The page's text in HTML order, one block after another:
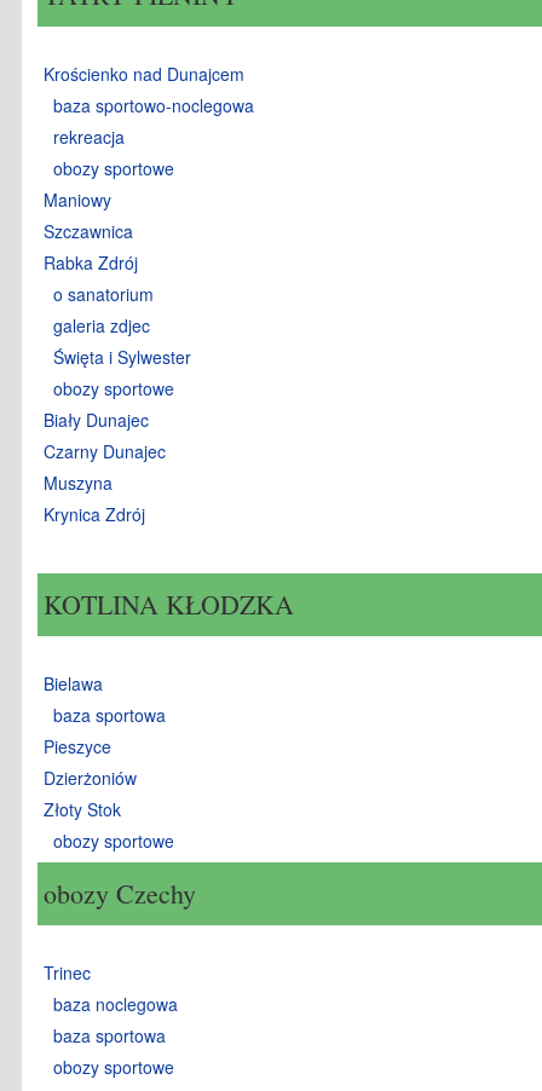
Krościenko nad Dunajcem
baza sportowo-noclegowa
rekreacja
obozy sportowe
Maniowy
Szczawnica
Rabka Zdrój
o sanatorium
galeria zdjec
Święta i Sylwester
obozy sportowe
Biały Dunajec
Czarny Dunajec
Muszyna
Krynica Zdrój
KOTLINA KŁODZKA
Bielawa
baza sportowa
Pieszyce
Dzierżoniów
Złoty Stok
obozy sportowe
obozy Czechy
Trinec
baza noclegowa
baza sportowa
obozy sportowe